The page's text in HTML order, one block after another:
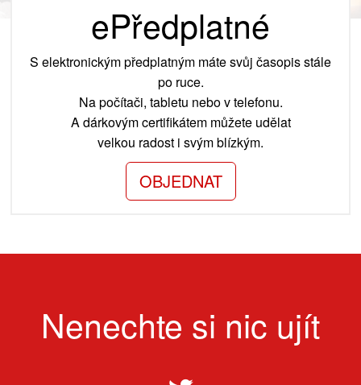
ePředplatné
S elektronickým předplatným máte svůj časopis stále
po ruce.
Na počítači, tabletu nebo v telefonu.
A dárkovým certifikátem můžete udělat
velkou radost i svým blízkým.
OBJEDNAT
Nenechte si nic ujít